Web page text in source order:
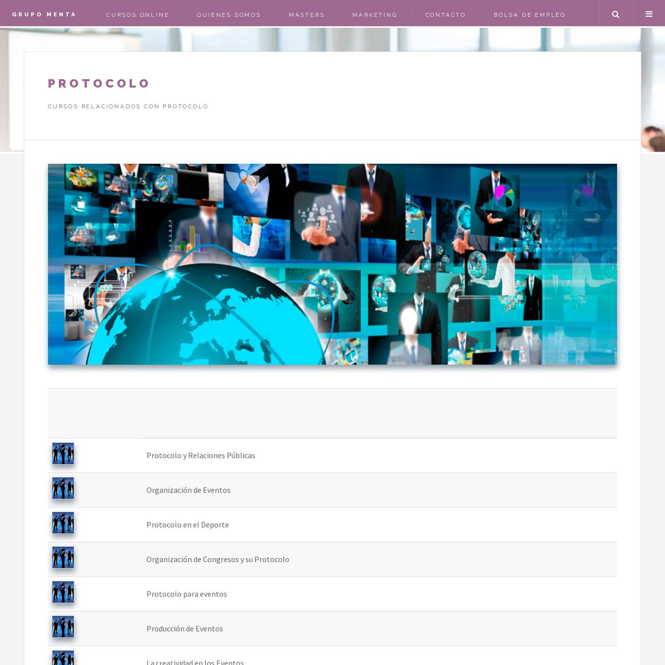
GRUPO MENTA CURSOS ONLINE QUIENES SOMOS MÁSTERS MARKETING CONTACTO BOLSA DE EMPLEO Search
PROTOCOLO
CURSOS RELACIONADOS CON PROTOCOLO
Protocolo y Relaciones Públicas
Organización de Eventos
Protocolo en el Deporte
Organización de Congresos y su Protocolo
Protocolo para eventos
Producción de Eventos